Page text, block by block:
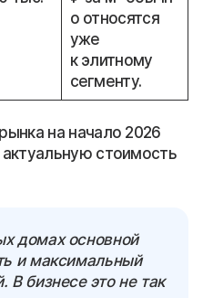
о относятся
уже
к элитному
сегменту.
на начало 2026
стоимость
домах основной
и максимальный
В бизнесе это не так